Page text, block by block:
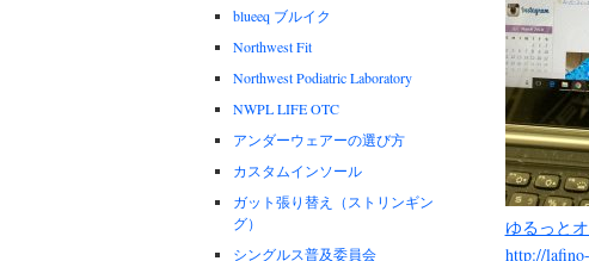
ゆるっと
http://
blueeq ブルイク
Northwest Fit
Northwest Podiatric Laboratory
NWPL LIFE OTC
アンダーウェアーの選び方
カスタムインソール
ガット張り替え（ストリンギン
グ）
シングルス普及委員会